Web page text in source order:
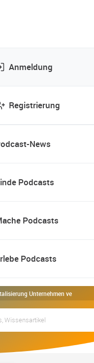
Anmeldung
Registrierung
News
Podcasts
Podcasts
Podcasts
Unternehmen verändert